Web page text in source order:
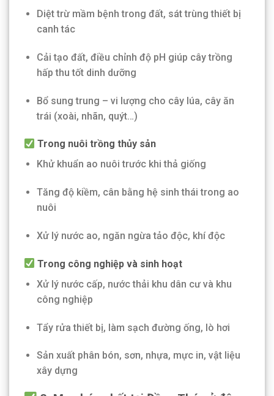
Diệt trừ mầm bệnh trong đất, sát trùng thiết bị
canh tác
Cải tạo đất, điều chỉnh độ pH giúp cây trồng
hấp thu tốt dinh dưỡng
Bổ sung trung – vi lượng cho cây lúa, cây ăn
trái (xoài, nhãn, quýt…)
Trong nuôi trồng thủy sản
Khử khuẩn ao nuôi trước khi thả giống
Tăng độ kiềm, cân bằng hệ sinh thái trong ao
nuôi
Xử lý nước ao, ngăn ngừa tảo độc, khí độc
Trong công nghiệp và sinh hoạt
Xử lý nước cấp, nước thải khu dân cư và khu
công nghiệp
Tẩy rửa thiết bị, làm sạch đường ống, lò hơi
Sản xuất phân bón, sơn, nhựa, mực in, vật liệu
xây dựng